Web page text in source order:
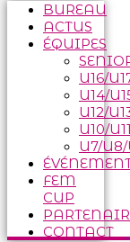
BUREAU
ACTUS
ÉQUIPES
U16/
U14/
U12/
U10/U11
U7/
FEM
CUP
CONTACT